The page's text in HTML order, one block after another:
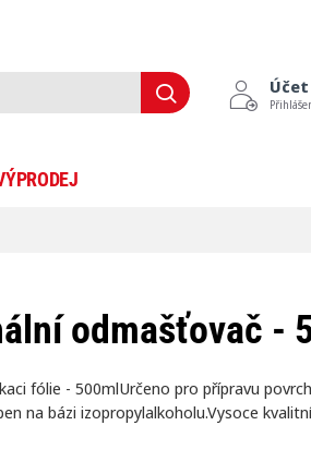
Účet
odmašťovač -
fólie - 500mlUrčeno pro přípravu
na bázi izopropylalkoholu.Vysoce